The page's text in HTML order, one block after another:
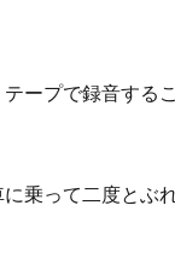
ープで録音する
乗って二度とぶ